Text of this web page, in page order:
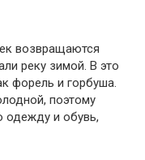
возвращаются
реку зимой. В это
форель и горбуша.
поэтому
одежду и обувь,